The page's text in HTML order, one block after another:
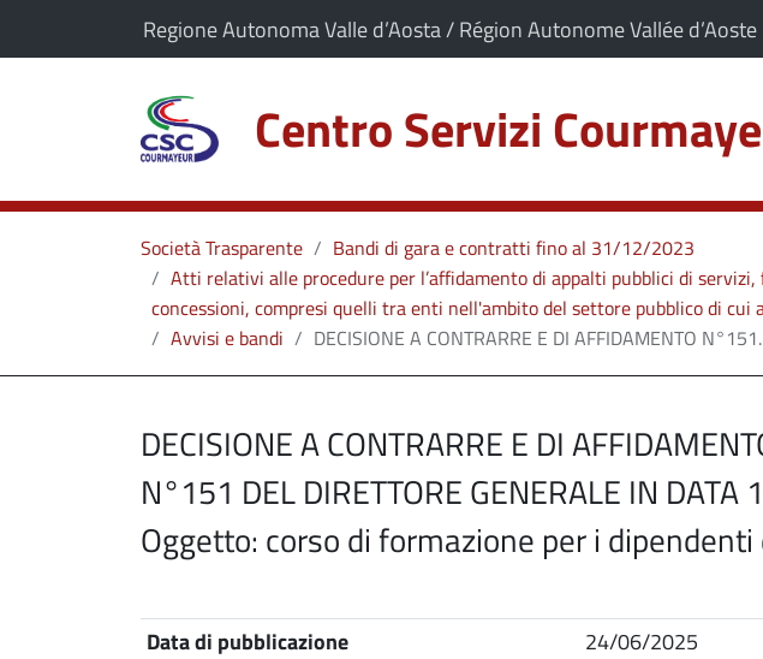
vai al contenuto
vai al menu principaleIl comune di Centro Servizi Courmayeur appartiene a:
Regione Autonoma Valle d’Aosta / Région Autonome Vallée d’Aoste
Centro Servizi
Società Trasparente
Bandi di gara e contratti fino al 31/12/2023
Atti relativi alle procedure per l’affidamento di appalti pubblici di
concessioni, compresi quelli tra enti nell'ambito del settore pubblico di
Avvisi e bandi
DECISIONE A CONTRARRE E DI AFFIDAMENTO
DECISIONE A CONTRARRE E DI
N°151 DEL DIRETTORE GENERALE IN
Oggetto: corso di formazione per i
Nome Descrizione
Data di pubblicazione
24/06/2025